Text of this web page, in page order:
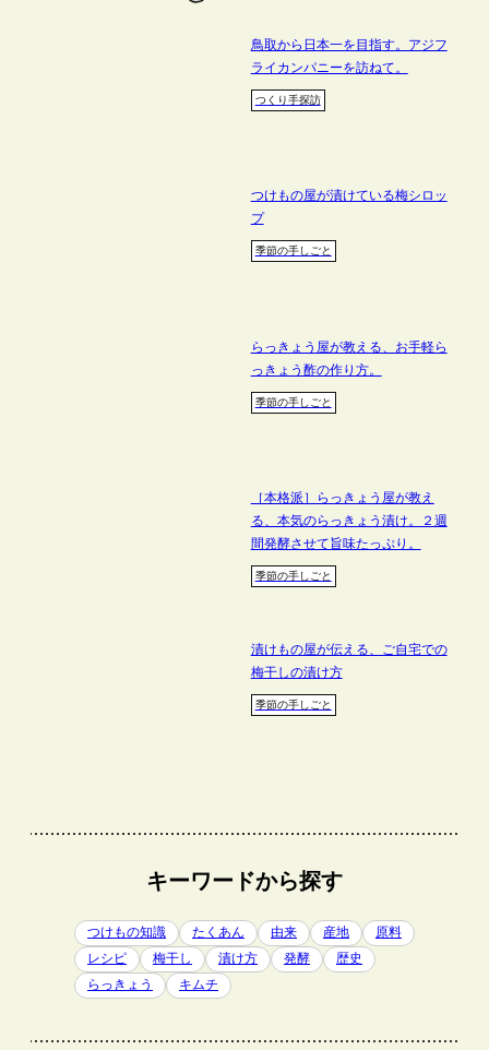
鳥取から日本一を目指す。アジフ
ライカンパニーを訪ねて。
つくり手探訪
つけもの屋が漬けている梅シロッ
プ
季節の手しごと
らっきょう屋が教える、お手軽ら
っきょう酢の作り方。
季節の手しごと
［本格派］らっきょう屋が教え
る、本気のらっきょう漬け。２週
間発酵させて旨味たっぷり。
季節の手しごと
漬けもの屋が伝える、ご自宅での
梅干しの漬け方
季節の手しごと
キーワードから探す
つけもの知識 たくあん 由来 産地
原料
レシピ
梅干し 漬け方 発酵
歴史
らっきょう
キムチ